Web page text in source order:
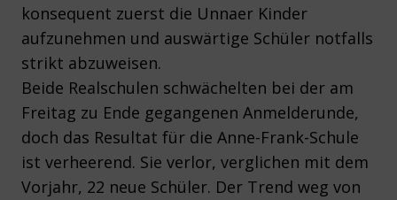
konsequent zuerst die Unnaer Kinder
aufzunehmen und auswärtige Schüler notfalls
strikt abzuweisen.
Beide Realschulen schwächelten bei der am
Freitag zu Ende gegangenen Anmelderunde,
doch das Resultat für die Anne-Frank-Schule
ist verheerend. Sie verlor, verglichen mit dem
Vorjahr, 22 neue Schüler. Der Trend weg von